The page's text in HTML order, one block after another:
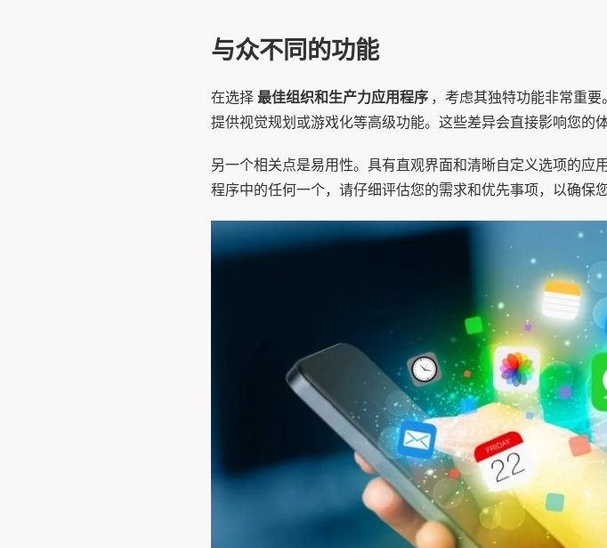
与众不同的功能
在选择最佳组织和生产力应用程序 ，考虑其独特功能非常重
提供视觉规划或游戏化等高级功能。这些差异会直接影响您的
另一个相关点是易用性。具有直观界面和清晰自定义选项的应
程序中的任何一个，请仔细评估您的需求和优先事项，以确保